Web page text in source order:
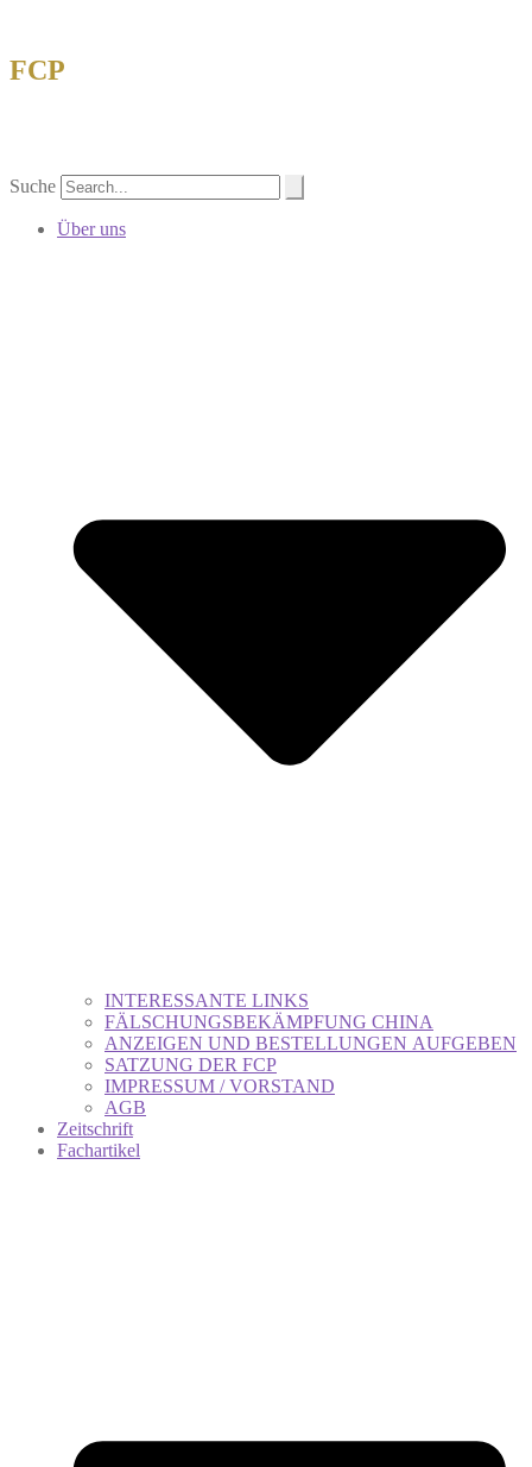
FCP
Suche
Über uns
INTERESSANTE LINKS
FÄLSCHUNGSBEKÄMPFUNG CHINA
ANZEIGEN UND BESTELLUNGEN AUFGEBEN
SATZUNG DER FCP
IMPRESSUM / VORSTAND
AGB
Zeitschrift
Fachartikel